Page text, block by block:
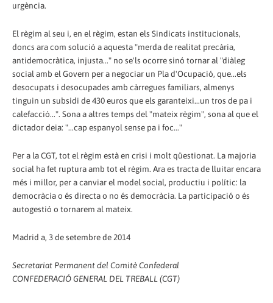
urgència.
El règim al seu i, en el règim, estan els Sindicats institucionals,
doncs ara com solució a aquesta "merda de realitat precària,
antidemocràtica, injusta..." no se'ls ocorre sinó tornar al "diàleg
social amb el Govern per a negociar un Pla d'Ocupació, que...els
desocupats i desocupades amb càrregues familiars, almenys
tinguin un subsidi de 430 euros que els garanteixi...un tros de pa i
calefacció...". Sona a altres temps del "mateix règim", sona al que el
dictador deia: "...cap espanyol sense pa i foc..."
Per a la CGT, tot el règim està en crisi i molt qüestionat. La majoria
social ha fet ruptura amb tot el règim. Ara es tracta de lluitar encara
més i millor, per a canviar el model social, productiu i polític: la
democràcia o és directa o no és democràcia. La participació o és
autogestió o tornarem al mateix.
Madrid a, 3 de setembre de 2014
Secretariat Permanent del Comitè Confederal
CONFEDERACIÓ GENERAL DEL TREBALL (CGT)